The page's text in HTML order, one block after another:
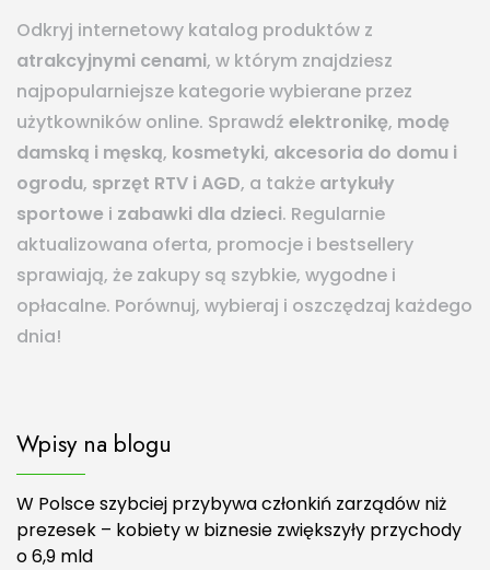
Odkryj internetowy katalog produktów z
atrakcyjnymi cenami, w którym znajdziesz
najpopularniejsze kategorie wybierane przez
użytkowników online. Sprawdź elektronikę, modę
damską i męską, kosmetyki, akcesoria do domu i
ogrodu, sprzęt RTV i AGD, a także artykuły
sportowe i zabawki dla dzieci. Regularnie
aktualizowana oferta, promocje i bestsellery
sprawiają, że zakupy są szybkie, wygodne i
opłacalne. Porównuj, wybieraj i oszczędzaj każdego
dnia!
Wpisy na blogu
W Polsce szybciej przybywa członkiń zarządów niż
prezesek – kobiety w biznesie zwiększyły przychody
o 6,9 mld